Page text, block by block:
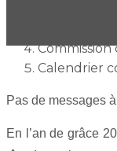
Calendrier
Pas de messages
En l’an de grâce